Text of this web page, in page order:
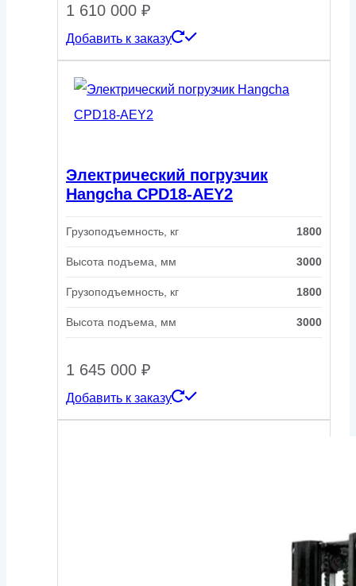
1 610 000 ₽
Добавить к заказу
Электрический погрузчик
Hangcha CPD18-AEY2
Грузоподъемность, кг 1800
Высота подъема, мм 3000
Грузоподъемность, кг 1800
Высота подъема, мм 3000
1 645 000 ₽
Добавить к заказу